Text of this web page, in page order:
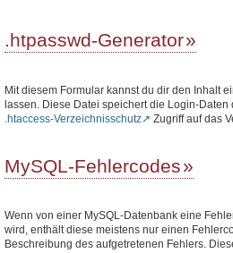
.htpasswd-Generator
Mit diesem Formular kannst du dir den Inhalt
lassen. Diese Datei speichert die Login-Daten
.htaccess-Verzeichnisschutz
Zugriff auf das
MySQL-Fehlercodes
Wenn von einer MySQL-Datenbank eine
wird, enthält diese meistens nur einen
Beschreibung des aufgetretenen Fehlers.